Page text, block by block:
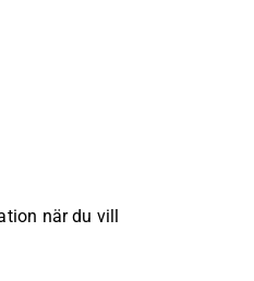
när du vill